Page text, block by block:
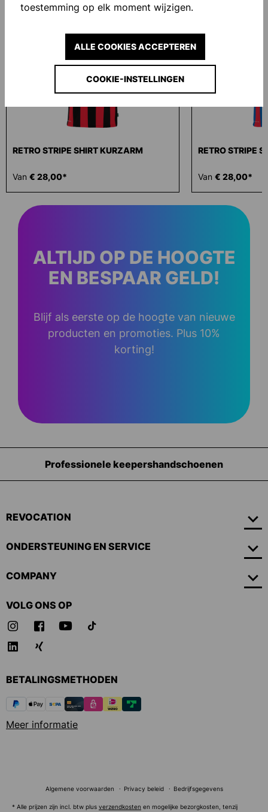
RETRO STRIPE SHIRT KURZARM
Van € 28,00*
RETRO STRIPE
Van € 28,00*
ALTIJD OP DE HOOGTE
EN BESPAAR GELD!
Blijf als eerste op de hoogte van nieuwe
producten en promoties. Plus 10%
korting!
Professionele keepershandschoenen
REVOCATION
ONDERSTEUNING EN SERVICE
COMPANY
VOLG ONS OP
BETALINGSMETHODEN
Meer informatie
Algemene voorwaarden Privacy beleid Bedrijfsgegevens
* Alle prijzen zijn incl. btw plus verzendkosten en mogelijke bezorgkosten, tenzij
toestemming op elk moment wijzigen.
COOKIE-INSTELLINGEN
ALLE COOKIES ACCEPTEREN